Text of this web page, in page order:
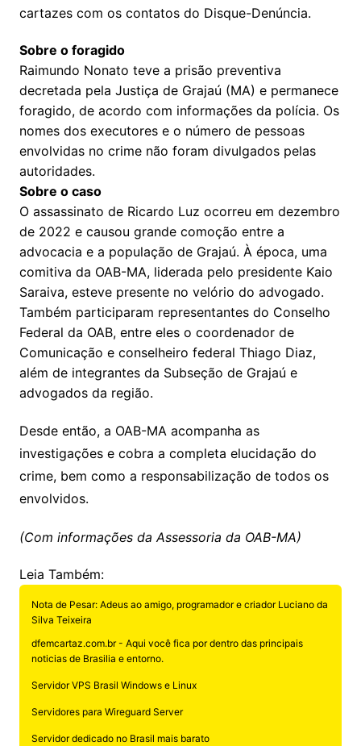
cartazes com os contatos do Disque-Denúncia.
Sobre o foragido
Raimundo Nonato teve a prisão preventiva
decretada pela Justiça de Grajaú (MA) e permanece
foragido, de acordo com informações da polícia. Os
nomes dos executores e o número de pessoas
envolvidas no crime não foram divulgados pelas
autoridades.
Sobre o caso
O assassinato de Ricardo Luz ocorreu em dezembro
de 2022 e causou grande comoção entre a
advocacia e a população de Grajaú. À época, uma
comitiva da OAB-MA, liderada pelo presidente Kaio
Saraiva, esteve presente no velório do advogado.
Também participaram representantes do Conselho
Federal da OAB, entre eles o coordenador de
Comunicação e conselheiro federal Thiago Diaz,
além de integrantes da Subseção de Grajaú e
advogados da região.
Desde então, a OAB-MA acompanha as
investigações e cobra a completa elucidação do
crime, bem como a responsabilização de todos os
envolvidos.
(Com informações da Assessoria da OAB-MA)
Leia Também:
Nota de Pesar: Adeus ao amigo, programador e criador Luciano da
Silva Teixeira
dfemcartaz.com.br - Aqui você fica por dentro das principais
noticias de Brasilia e entorno.
Servidor VPS Brasil Windows e Linux
Servidores para Wireguard Server
Servidor dedicado no Brasil mais barato